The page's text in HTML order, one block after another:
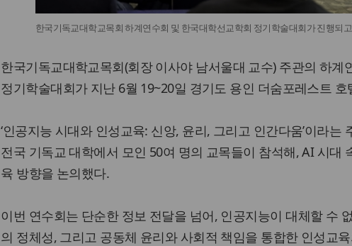
한국기독교대학교목회 하계연수회 및 한국대학선교학회 정기학술대회가 진행되
한국기독교대학교목회(회장 이사야 남서울대 교수) 주관의 하계
정기학술대회가 지난 6월 19~20일 경기도 용인 더숨포레스트
‘인공지능 시대와 인성교육: 신앙, 윤리, 그리고 인간다움’이라는
전국 기독교 대학에서 모인 50여 명의 교목들이 참석해, AI 시대
육 방향을 논의했다.
이번 연수회는 단순한 정보 전달을 넘어, 인공지능이 대체할 수
의 정체성, 그리고 공동체 윤리와 사회적 책임을 통합한 인성교